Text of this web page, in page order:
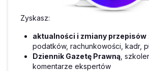
Zyskasz:
aktualności i zmiany przepisów
podatków, rachunkowości, kadr,
Dziennik Gazetę Prawną ,
komentarze ekspertów